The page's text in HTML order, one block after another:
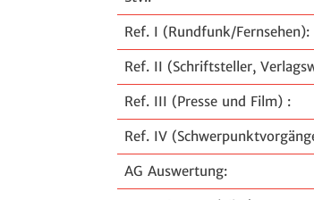
Ref. I (Rundfunk/Fernsehen):
Ref. II (Schriftsteller,
Ref. III (Presse und Film) :
Ref. IV
AG Auswertung: